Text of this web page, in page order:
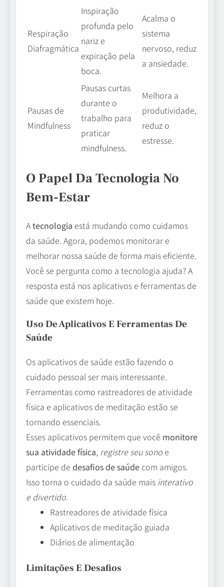
Respiração
Diafragmática
Inspiração
profunda pelo
nariz e
expiração pela
boca.
Acalma o
sistema
nervoso, reduz
a ansiedade.
Pausas de
Mindfulness
Pausas curtas
durante o
trabalho para
praticar
mindfulness.
Melhora a
produtividade,
reduz o
estresse.
O Papel Da Tecnologia No
Bem-Estar
Atecnologia está mudando como cuidamos
da saúde. Agora, podemos monitorar e
melhorar nossa saúde de forma mais eficiente.
Você se pergunta como a tecnologia ajuda? A
resposta está nos aplicativos e ferramentas de
saúde que existem hoje.
Uso De Aplicativos E Ferramentas De
Saúde
Os aplicativos de saúde estão fazendo o
cuidado pessoal ser mais interessante.
Ferramentas como rastreadores de atividade
física e aplicativos de meditação estão se
tornando essenciais.
Esses aplicativos permitem que você monitore
sua atividade física, registre seu sono e
participe de desafios de saúde com amigos.
Isso torna o cuidado da saúde mais interativo
e divertido.
Rastreadores de atividade física
Aplicativos de meditação guiada
Diários de alimentação
Limitações E Desafios